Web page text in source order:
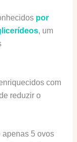
por
, um
com
reduzir o
apenas 5 ovos